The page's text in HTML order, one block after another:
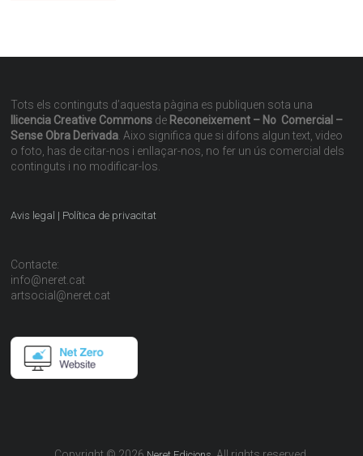
Tots els continguts d’aquesta pàgina es publiquen sota una
llicencia Creative Commons de Reconeixement – No Comercial –
Sense Obra Derivada. Aixo significa que si difons algun text, video
o foto, has de citar-nos i enllaçar-nos, no fer un ús comercial dels
continguts i no modificar-los.
Avis legal | Política de privacitat
Contacte:
info@neret.cat
artsocial@neret.cat